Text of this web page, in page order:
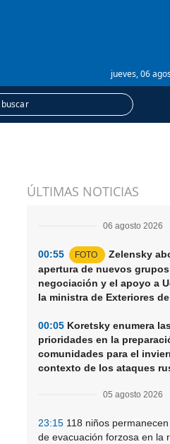
jueves, 06
Suscripción
ÚLTIMAS NOTICIAS
06 agosto 2026
00:55 FOTO
Zelensky
apertura de nuevos
negociación y el apoyo a
la ministra de Exteriores
00:05 Koretsky enumera
prioridades en la
comunidades para el
contexto de los ataques
05 agosto 2026
23:15 118 niños
de evacuación forzosa en la